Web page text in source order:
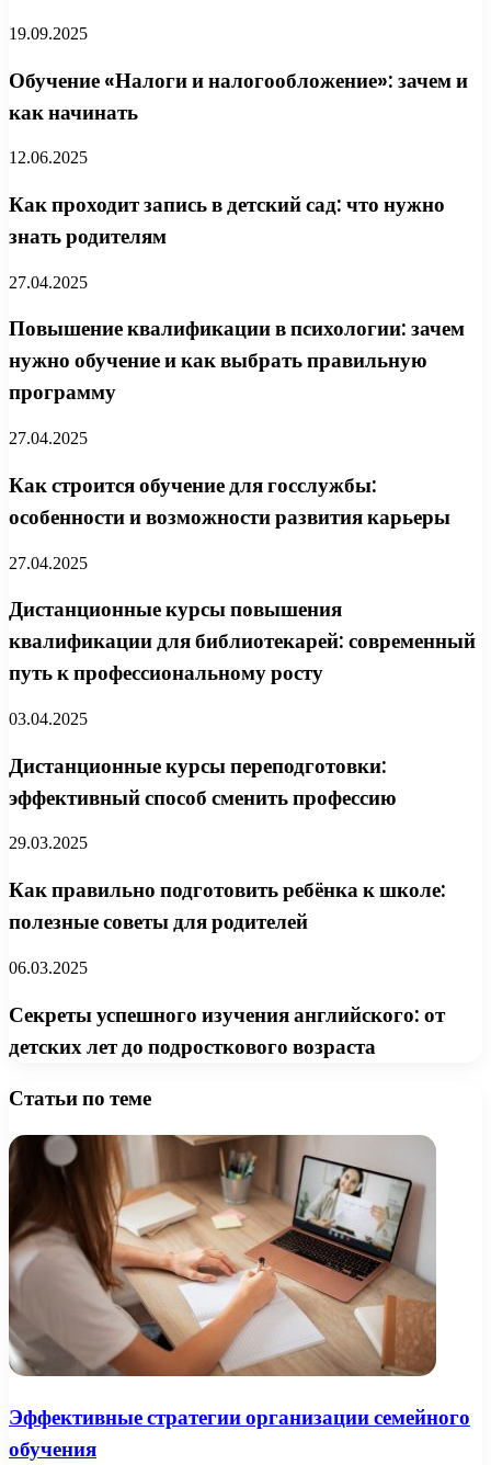
19.09.2025
Обучение «Налоги и налогообложение»: зачем и
как начинать
12.06.2025
Как проходит запись в детский сад: что нужно
знать родителям
27.04.2025
Повышение квалификации в психологии: зачем
нужно обучение и как выбрать правильную
программу
27.04.2025
Как строится обучение для госслужбы:
особенности и возможности развития карьеры
27.04.2025
Дистанционные курсы повышения
квалификации для библиотекарей: современный
путь к профессиональному росту
03.04.2025
Дистанционные курсы переподготовки:
эффективный способ сменить профессию
29.03.2025
Как правильно подготовить ребёнка к школе:
полезные советы для родителей
06.03.2025
Секреты успешного изучения английского: от
детских лет до подросткового возраста
Статьи по теме
Эффективные стратегии организации семейного
обучения